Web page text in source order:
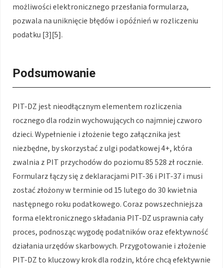
możliwości elektronicznego przesłania formularza,
pozwala na uniknięcie błędów i opóźnień w rozliczeniu
podatku [3][5].
Podsumowanie
PIT-DZ jest nieodłącznym elementem rozliczenia
rocznego dla rodzin wychowujących co najmniej czworo
dzieci. Wypełnienie i złożenie tego załącznika jest
niezbędne, by skorzystać z ulgi podatkowej 4+, która
zwalnia z PIT przychodów do poziomu 85 528 zł rocznie.
Formularz łączy się z deklaracjami PIT-36 i PIT-37 i musi
zostać złożony w terminie od 15 lutego do 30 kwietnia
następnego roku podatkowego. Coraz powszechniejsza
forma elektronicznego składania PIT-DZ usprawnia cały
proces, podnosząc wygodę podatników oraz efektywność
działania urzędów skarbowych. Przygotowanie i złożenie
PIT-DZ to kluczowy krok dla rodzin, które chcą efektywnie